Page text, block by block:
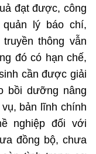
Góp ý
(MST)
Hằng
và Công nghệ.
đạt được, công
lý báo chí,
thông vẫn
đó có hạn chế,
cần được giải
bồi dưỡng nâng
bản lĩnh chính
nghiệp đối với
đồng bộ, chưa